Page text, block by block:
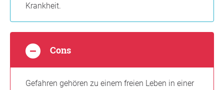
Krankheit.
Cons
Gefahren gehören zu einem freien Leben in einer